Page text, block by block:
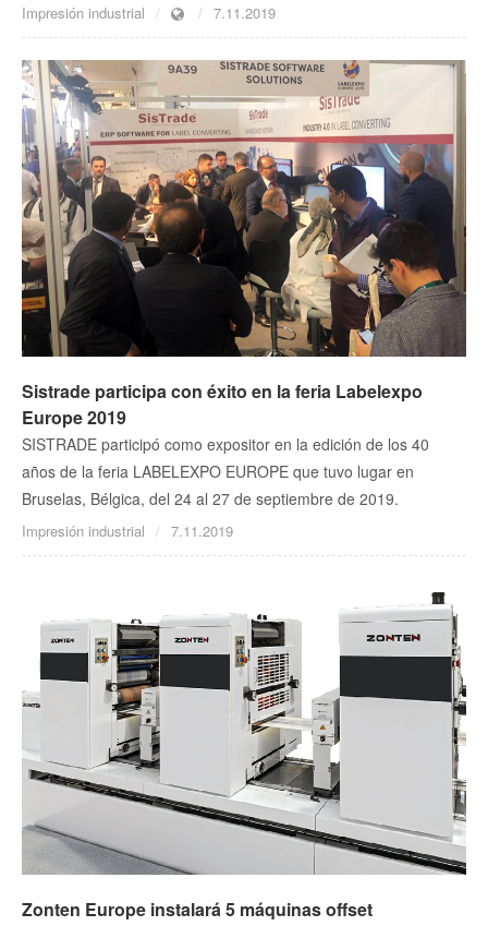
Impresión industrial 7.11.2019
Sistrade participa con éxito en la feria Labelexpo
Europe 2019
SISTRADE participó como expositor en la edición de los 40
años de la feria LABELEXPO EUROPE que tuvo lugar en
Bruselas, Bélgica, del 24 al 27 de septiembre de 2019.
Impresión industrial 7.11.2019
Zonten Europe instalará 5 máquinas offset